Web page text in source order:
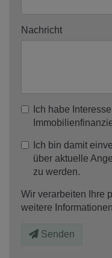
Nachricht
Ich habe
Ich bin damit
über aktuelle
zu werden.
Wir verarbeiten Ihre
weitere
Senden